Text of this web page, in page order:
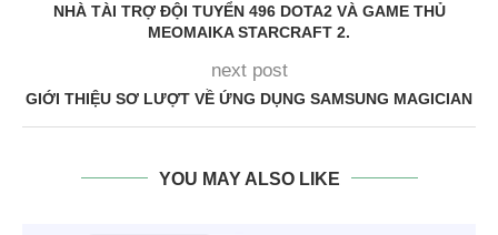
NHÀ TÀI TRỢ ĐỘI TUYỂN 496 DOTA2 VÀ GAME THỦ
MEOMAIKA STARCRAFT 2.
next post
GIỚI THIỆU SƠ LƯỢT VỀ ỨNG DỤNG SAMSUNG MAGICIAN
YOU MAY ALSO LIKE